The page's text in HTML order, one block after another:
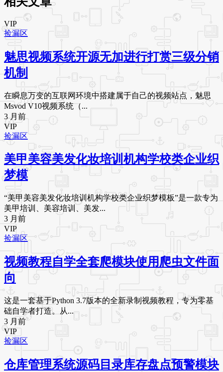
VIP
捡漏区
魅思视频系统开源无加进行打赏三级分销
机制
在瞬息万变的互联网环境中搭建属于自己的视频站点，魅思
Msvod V10视频系统（...
3 月前
VIP
捡漏区
美甲美容美发化妆培训机构学校类企业织
梦模
“美甲美容美发化妆培训机构学校类企业织梦模板”是一款专为
美甲培训、美容培训、美发...
3 月前
VIP
捡漏区
视频教程自学全套爬模块使用爬虫文件面
向
这是一套基于Python 3.7版本的全新录制视频教程，专为零基
础自学者打造。从...
3 月前
VIP
捡漏区
仓库管理系统源码目录库存盘点预警模块